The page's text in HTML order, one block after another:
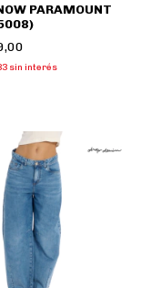
PARAMOUNT
sin interés